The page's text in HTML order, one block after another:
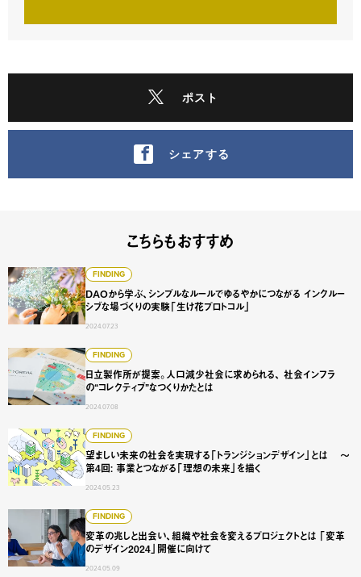
ポスト
シェアする
こちらもおすすめ
FINDING
DAOから学ぶ、シンプルなルールでゆるやかにつながる インクルー
シブな場づくりの実験「生け花プロトコル」
2024.07.23
DAOから学ぶ、シンプルなルールでゆるやかにつながる イ
FINDING
日立製作所が提案。人口減少社会に求められる、 社会インフラ
の“コレクティブ”なつくりかたとは
2024.07.08
日立製作所が提案。人口減少社会に求められる、 社会イン
FINDING
望ましい未来の社会を実現する「トランジションデザイン」とは 〜
第4回: 事業とつながる「理想の未来」を描く
2024.05.23
望ましい未来の社会を実現する「トランジションデザイン
FINDING
変革の兆しと出会い、組織や社会を変えるプロジェクトとは 「変革
のデザイン2024」開催に向けて
2024.05.09
変革の兆しと出会い、組織や社会を変えるプロジェクトと